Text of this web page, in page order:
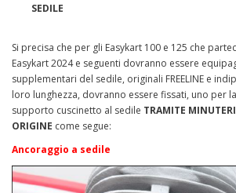
SEDILE
Si precisa che per gli Easykart 100 e 125 che
Easykart 2024 e seguenti dovranno essere
supplementari del sedile, originali FREELINE e
loro lunghezza, dovranno essere fissati, uno per
supporto cuscinetto al sedile TRAMITE
ORIGINE come segue:
Ancoraggio a sedile